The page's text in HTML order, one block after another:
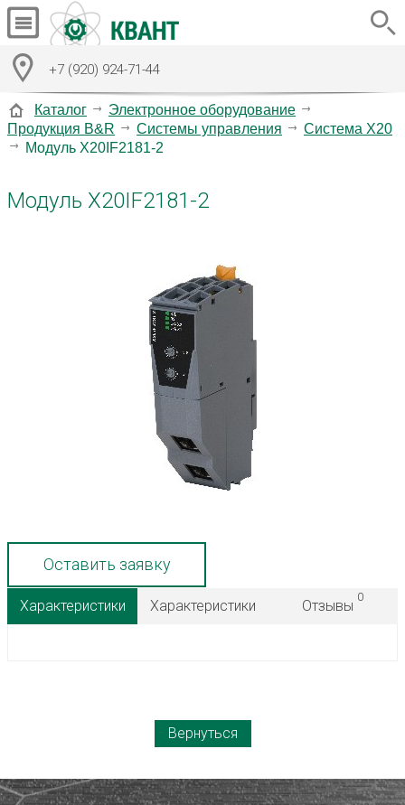
+7 (920) 924-71-44
Каталог
Электронное оборудование
Продукция B&R
Системы управления
Система X20
Модуль X20IF2181-2
Модуль X20IF2181-2
Оставить заявку
Характеристики Характеристики Отзывы
0
Вернуться